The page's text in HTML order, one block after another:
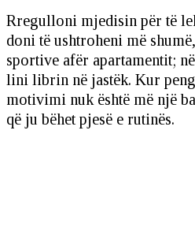
Rregulloni mjedisin për të
doni të ushtroheni më
sportive afër apartamentit;
lini librin në jastëk. Kur
motivimi nuk është më një
që ju bëhet pjesë e rutinës.